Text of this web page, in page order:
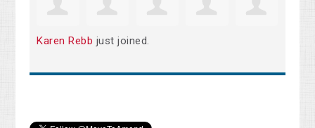
Karen Rebb just joined.